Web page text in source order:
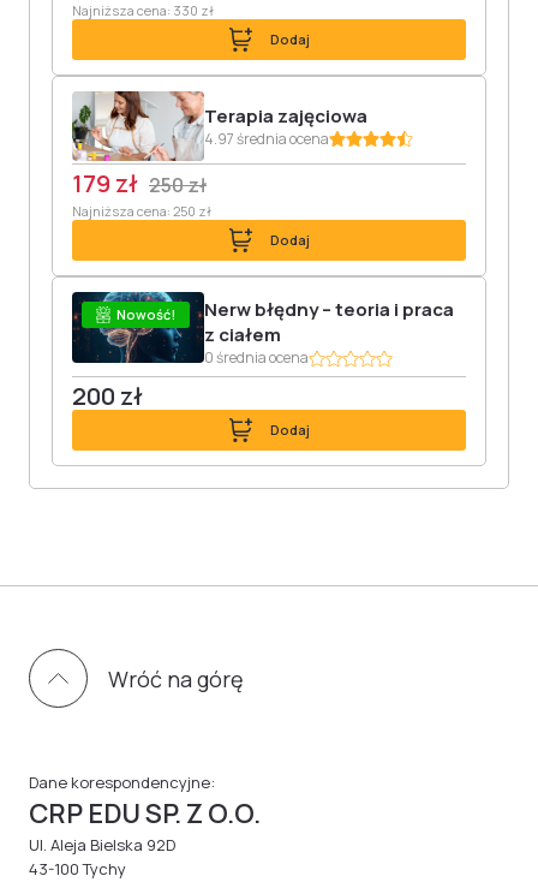
Najniższa cena: 330 zł
Dodaj
Terapia zajęciowa
4.97 średnia ocena
179 zł 250 zł
Najniższa cena: 250 zł
Dodaj
Nowość!
Nerw błędny – teoria i praca
z ciałem
0 średnia ocena
200 zł
Dodaj
Wróć na górę
Dane korespondencyjne:
CRP EDU SP. Z O.O.
Ul. Aleja Bielska 92D
43-100 Tychy